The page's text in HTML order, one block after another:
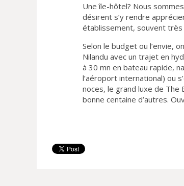
Une île-hôtel? Nous
désirent s’y rendre
établissement, souvent très
Selon le budget ou l’envie,
Nilandu avec un trajet en
à 30 mn en bateau rapide,
l’aéroport international) ou
noces, le grand luxe de The
bonne centaine d’autres.